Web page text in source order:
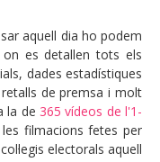
aquell dia ho podem
es detallen tots els
dades estadístiques
de premsa i molt
la de 365 vídeos de l'1-
filmacions fetes per
electorals aquell